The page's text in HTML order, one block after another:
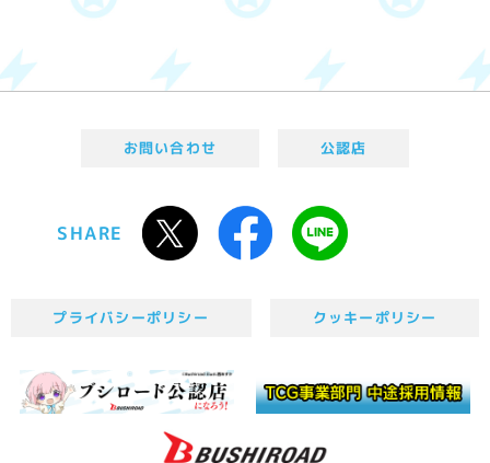
お問い合わせ 公認店
SHARE
プライバシーポリシー クッキーポリシー